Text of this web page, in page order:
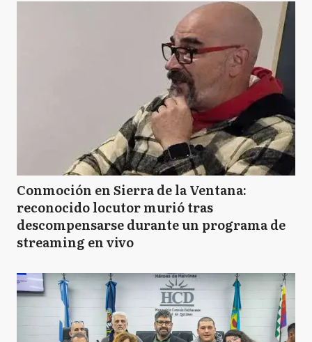
Conmoción en Sierra de la Ventana:
reconocido locutor murió tras
descompensarse durante un programa de
streaming en vivo